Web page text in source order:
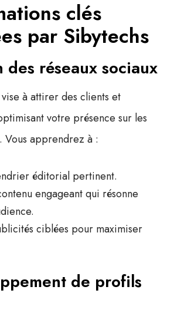
clés
par Sibytechs
des réseaux sociaux
àattirer des clients et
votre présence sur les
Vous apprendrez à :
éditorial pertinent.
engageant qui résonne
ciblées pour maximiser
de profils